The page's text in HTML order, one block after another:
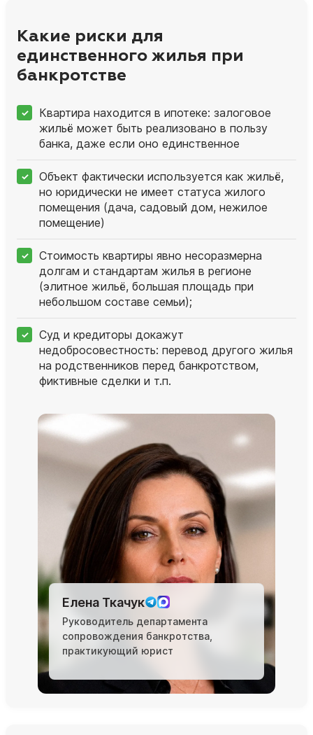
Какие риски для
единственного жилья при
банкротстве
Квартира находится в ипотеке: залоговое
жильё может быть реализовано в пользу
банка, даже если оно единственное
Объект фактически используется как жильё,
но юридически не имеет статуса жилого
помещения (дача, садовый дом, нежилое
помещение)
Стоимость квартиры явно несоразмерна
долгам и стандартам жилья в регионе
(элитное жильё, большая площадь при
небольшом составе семьи);
Суд и кредиторы докажут
недобросовестность: перевод другого жилья
на родственников перед банкротством,
фиктивные сделки и т.п.
Елена Ткачук
Руководитель департамента
сопровождения банкротства,
практикующий юрист